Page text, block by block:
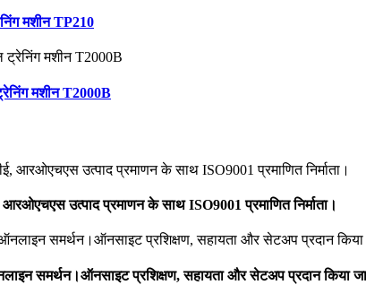
मशीन TP210
मशीन T2000B
आरओएचएस उत्पाद प्रमाणन के साथ ISO9001 प्रमाणित निर्माता।
समर्थन।ऑनसाइट प्रशिक्षण, सहायता और सेटअप प्रदान किया